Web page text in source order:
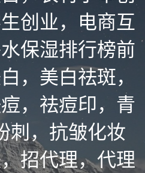
创业，电商互
保湿排行榜前
，美白祛斑，
，祛痘印，青
刺，抗皱化妆
招代理，代理